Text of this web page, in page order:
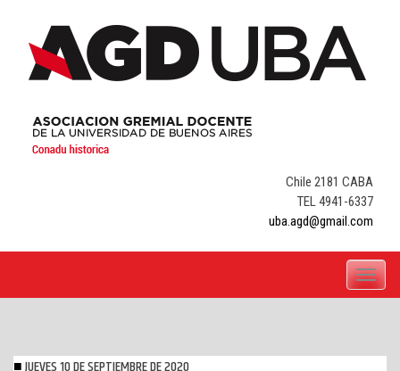
content
Chile 2181 CABA
TEL 4941-6337
uba.agd@gmail.com
Toggle
JUEVES 10 DE SEPTIEMBRE DE 2020